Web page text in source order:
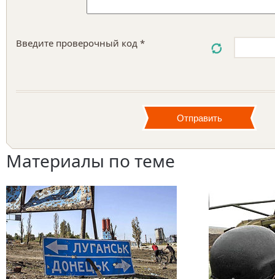
Введите проверочный код *
Материалы по теме